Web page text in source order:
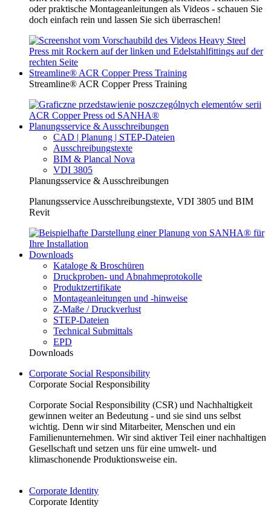
oder praktische Montageanleitungen als Videos - schauen Sie
doch einfach rein und lassen Sie sich überraschen!
Streamline® ACR Copper Press Training
Streamline® ACR Copper Press Training
Planungsservice & Ausschreibungen
CAD | Planung | STEP-Dateien
Ausschreibungstexte
BIM & Plancal Nova
VDI 3805
Planungsservice & Ausschreibungen
Planungsservice Ausschreibungstexte, VDI 3805 und BIM
Revit
Downloads
Kataloge & Broschüren
Druckproben- und Abnahmeprotokolle
Produktzertifikate
Montageanleitungen und -hinweise
Z-Maße / Druckverlust
STEP-Dateien
Technical Submittals
EPD
Downloads
Corporate Social Responsibility
Corporate Social Responsibility
Corporate Social Responsibility (CSR) und Nachhaltigkeit
gewinnen weiter an Bedeutung - und sie sind uns selbst
wichtig. Denn wir sind Mitarbeiter, Menschen und ein
Familienunternehmen. Wir sind aktiver Teil einer nachhaltigen
Gesellschaft und setzen uns für eine umwelt- und
klimaschonende Produktionsweise ein.
Corporate Identity
Corporate Identity